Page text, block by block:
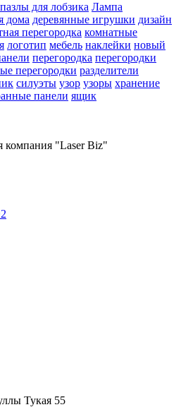
для лобзика Лампа
дома деревянные игрушки дизайн
перегородка комнатные
логотип мебель наклейки новый
перегородка перегородки
перегородки разделители
силуэты узор узоры хранение
панели ящик
компания "Laser Biz"
Тукая 55